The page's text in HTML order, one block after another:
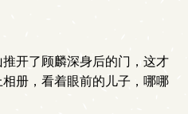
开了顾麟深身后的门，这才
册，看着眼前的儿子，哪哪